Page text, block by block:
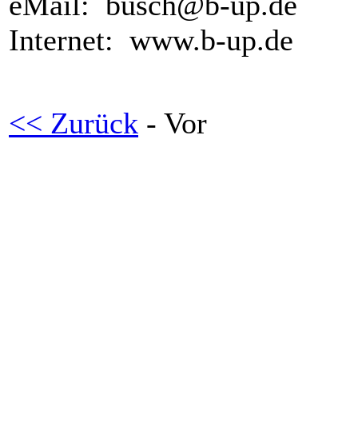
Internet: www.b-up.de
<< Zurück - Vor